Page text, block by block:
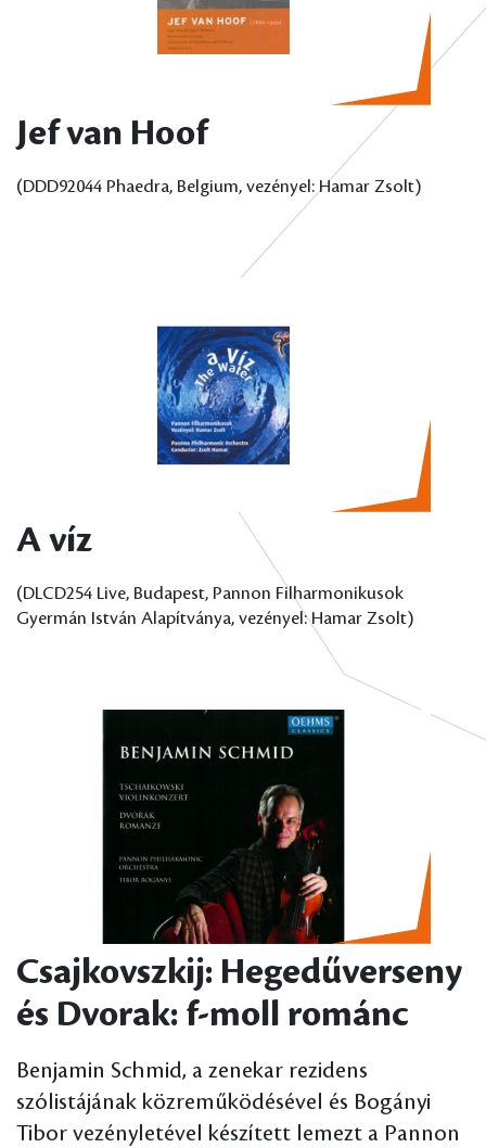
Jef van Hoof
(DDD92044 Phaedra, Belgium, vezényel: Hamar Zsolt)
A víz
(DLCD254 Live, Budapest, Pannon Filharmonikusok
Gyermán István Alapítványa, vezényel: Hamar Zsolt)
Csajkovszkij: Hegedűverseny
és Dvorak: f-moll románc
Benjamin Schmid, a zenekar rezidens
szólistájának közreműködésével és Bogányi
Tibor vezényletével készített lemezt a Pannon